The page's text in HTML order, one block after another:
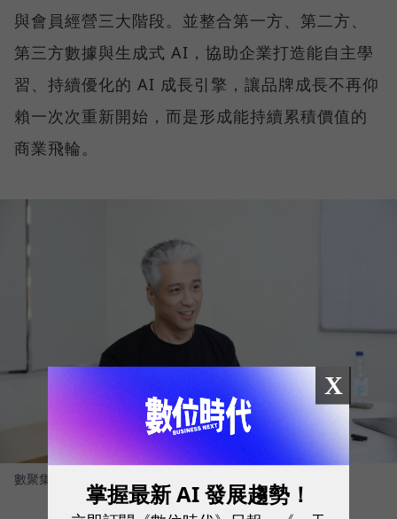
與會員經營三大階段。並整合第一方、第二方、
第三方數據與生成式 AI，協助企業打造能自主學
習、持續優化的 AI 成長引擎，讓品牌成長不再仰
賴一次次重新開始，而是形成能持續累積價值的
商業飛輪。
數聚集團創辦人 張元溢 圖／ 數位時代
X
掌握最新 AI 發展趨勢！